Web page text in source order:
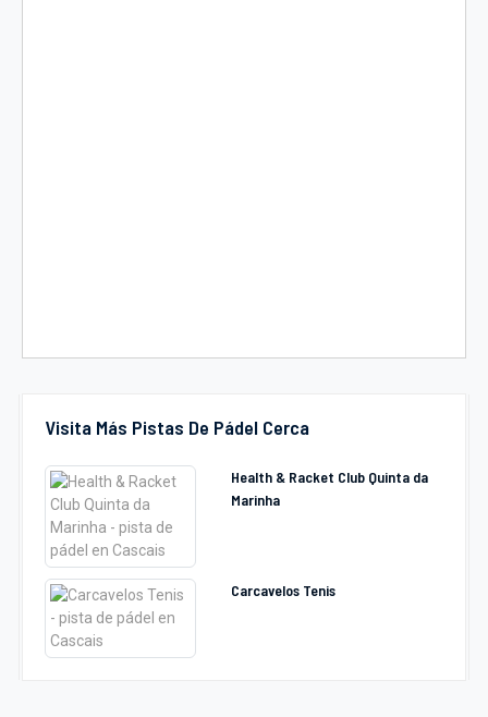
Visita Más Pistas De Pádel Cerca
Health & Racket Club Quinta da
Marinha
Carcavelos Tenis